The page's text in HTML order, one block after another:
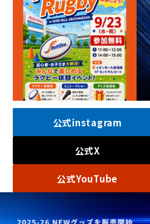
公式instagram
公式X
公式YouTube